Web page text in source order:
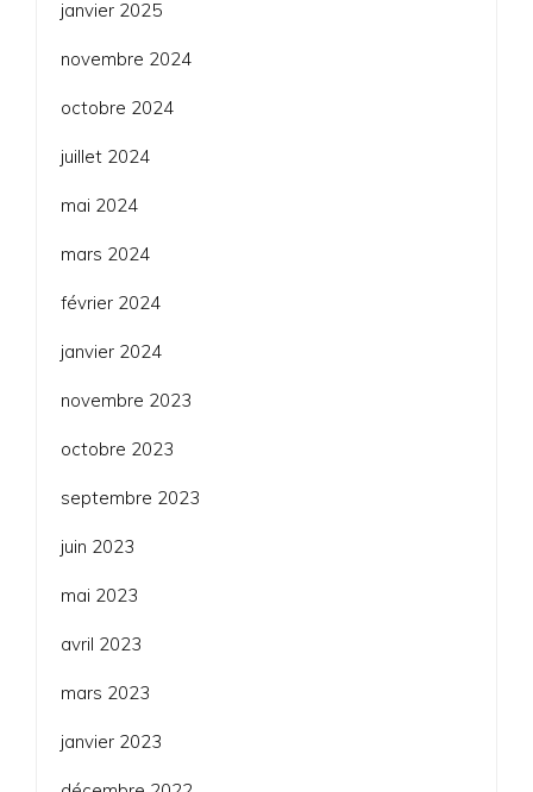
janvier 2025
novembre 2024
octobre 2024
juillet 2024
mai 2024
mars 2024
février 2024
janvier 2024
novembre 2023
octobre 2023
septembre 2023
juin 2023
mai 2023
avril 2023
mars 2023
janvier 2023